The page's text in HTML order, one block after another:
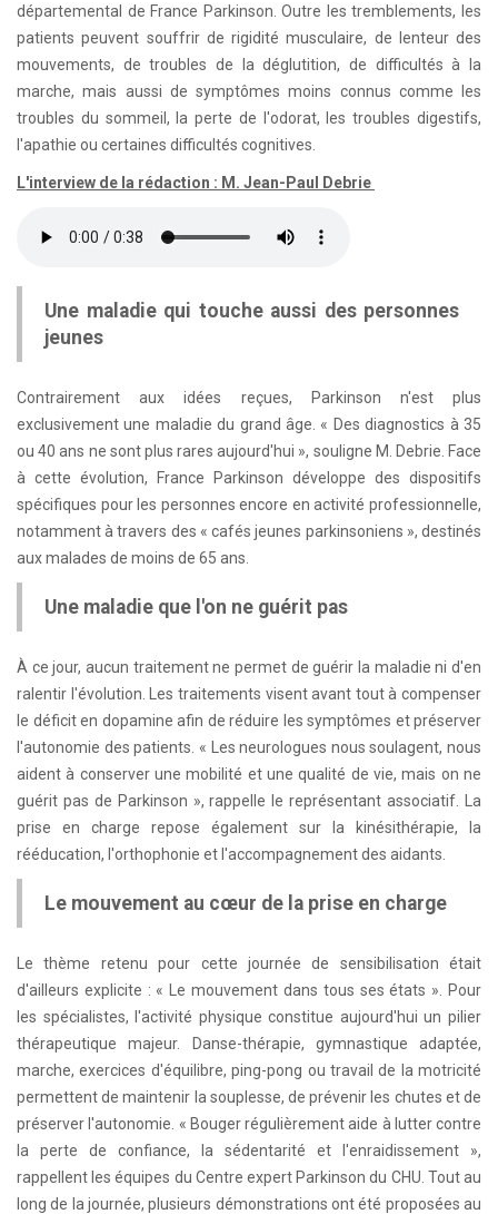
départemental de France Parkinson. Outre les tremblements, les
patients peuvent souffrir de rigidité musculaire, de lenteur des
mouvements, de troubles de la déglutition, de difficultés à la
marche, mais aussi de symptômes moins connus comme les
troubles du sommeil, la perte de l'odorat, les troubles digestifs,
l'apathie ou certaines difficultés cognitives.
L'interview de la rédaction : M. Jean-Paul Debrie
Une maladie qui touche aussi des personnes
jeunes
Contrairement aux idées reçues, Parkinson n'est plus
exclusivement une maladie du grand âge. « Des diagnostics à 35
ou 40 ans ne sont plus rares aujourd'hui », souligne M. Debrie. Face
à cette évolution, France Parkinson développe des dispositifs
spécifiques pour les personnes encore en activité professionnelle,
notamment à travers des « cafés jeunes parkinsoniens », destinés
aux malades de moins de 65 ans.
Une maladie que l'on ne guérit pas
À ce jour, aucun traitement ne permet de guérir la maladie ni d'en
ralentir l'évolution. Les traitements visent avant tout à compenser
le déficit en dopamine afin de réduire les symptômes et préserver
l'autonomie des patients. « Les neurologues nous soulagent, nous
aident à conserver une mobilité et une qualité de vie, mais on ne
guérit pas de Parkinson », rappelle le représentant associatif. La
prise en charge repose également sur la kinésithérapie, la
rééducation, l'orthophonie et l'accompagnement des aidants.
Le mouvement au cœur de la prise en charge
Le thème retenu pour cette journée de sensibilisation était
d'ailleurs explicite : « Le mouvement dans tous ses états ». Pour
les spécialistes, l'activité physique constitue aujourd'hui un pilier
thérapeutique majeur. Danse-thérapie, gymnastique adaptée,
marche, exercices d'équilibre, ping-pong ou travail de la motricité
permettent de maintenir la souplesse, de prévenir les chutes et de
préserver l'autonomie. « Bouger régulièrement aide à lutter contre
la perte de confiance, la sédentarité et l'enraidissement »,
rappellent les équipes du Centre expert Parkinson du CHU. Tout au
long de la journée, plusieurs démonstrations ont été proposées au